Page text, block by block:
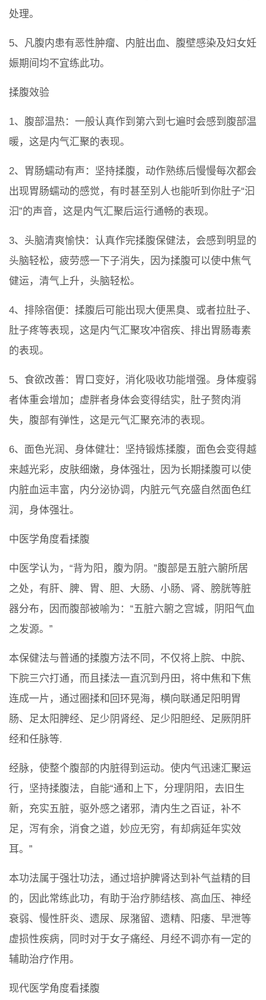
处理。
5、凡腹内患有恶性肿瘤、内脏出血、腹壁感染及妇女妊
娠期间均不宜练此功。
揉腹效验
1、腹部温热：一般认真作到第六到七遍时会感到腹部温
暖，这是内气汇聚的表现。
2、胃肠蠕动有声：坚持揉腹，动作熟练后慢慢每次都会
出现胃肠蠕动的感觉，有时甚至别人也能听到你肚子“汩
汩”的声音，这是内气汇聚后运行通畅的表现。
3、头脑清爽愉快：认真作完揉腹保健法，会感到明显的
头脑轻松，疲劳感一下子消失，因为揉腹可以使中焦气
健运，清气上升，头脑轻松。
4、排除宿便：揉腹后可能出现大便黑臭、或者拉肚子、
肚子疼等表现，这是内气汇聚攻冲宿疾、排出胃肠毒素
的表现。
5、食欲改善：胃口变好，消化吸收功能增强。身体瘦弱
者体重会增加；虚胖者身体会变得结实，肚子赘肉消
失，腹部有弹性，这是元气汇聚充沛的表现。
6、面色光润、身体健壮：坚持锻炼揉腹，面色会变得越
来越光彩，皮肤细嫩，身体强壮，因为长期揉腹可以使
内脏血运丰富，内分泌协调，内脏元气充盛自然面色红
润，身体强壮。
中医学角度看揉腹
中医学认为，“背为阳，腹为阴。”腹部是五脏六腑所居
之处，有肝、脾、胃、胆、大肠、小肠、肾、膀胱等脏
器分布，因而腹部被喻为：“五脏六腑之宫城，阴阳气血
之发源。”
本保健法与普通的揉腹方法不同，不仅将上脘、中脘、
下脘三穴打通，而且揉法一直沉到丹田，将中焦和下焦
连成一片，通过圈揉和回环晃海，横向联通足阳明胃
肠、足太阳脾经、足少阴肾经、足少阳胆经、足厥阴肝
经和任脉等.
经脉，使整个腹部的内脏得到运动。使内气迅速汇聚运
行，坚持揉腹法，自能“通和上下，分理阴阳，去旧生
新，充实五脏，驱外感之诸邪，清内生之百证，补不
足，泻有余，消食之道，妙应无穷，有却病延年实效
耳。”
本功法属于强壮功法，通过培护脾肾达到补气益精的目
的，因此常练此功，有助于治疗肺结核、高血压、神经
衰弱、慢性肝炎、遗尿、尿潴留、遗精、阳痿、早泄等
虚损性疾病，同时对于女子痛经、月经不调亦有一定的
辅助治疗作用。
现代医学角度看揉腹